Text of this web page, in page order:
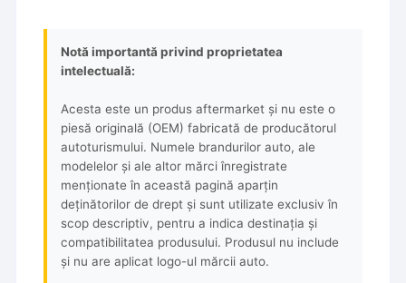
Notă importantă privind proprietatea
intelectuală:
Acesta este un produs aftermarket și nu este o
piesă originală (OEM) fabricată de producătorul
autoturismului. Numele brandurilor auto, ale
modelelor și ale altor mărci înregistrate
menționate în această pagină aparțin
deținătorilor de drept și sunt utilizate exclusiv în
scop descriptiv, pentru a indica destinația și
compatibilitatea produsului. Produsul nu include
și nu are aplicat logo-ul mărcii auto.